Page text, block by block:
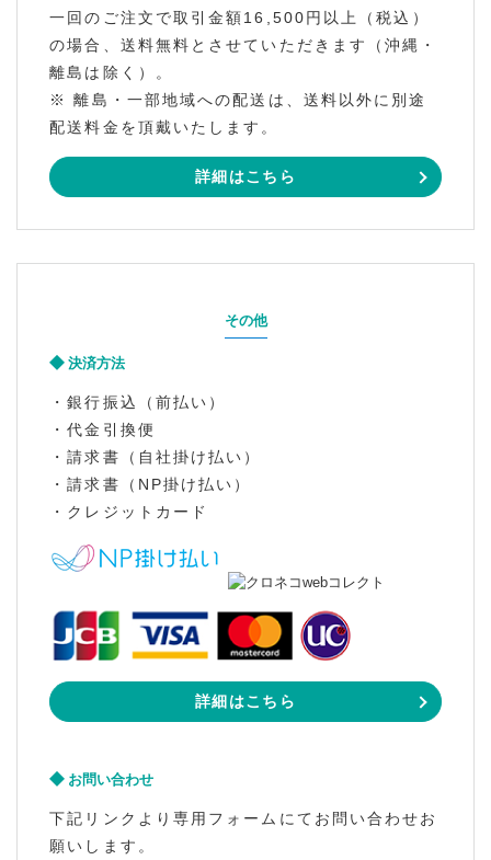
一回のご注文で取引金額16,500円以上（税込）
の場合、送料無料とさせていただきます（沖縄・
離島は除く）。
※ 離島・一部地域への配送は、送料以外に別途
配送料金を頂戴いたします。
詳細はこちら
その他
決済方法
・銀行振込（前払い）
・代金引換便
・請求書（自社掛け払い）
・請求書（NP掛け払い）
・クレジットカード
詳細はこちら
お問い合わせ
下記リンクより専用フォームにてお問い合わせお
願いします。